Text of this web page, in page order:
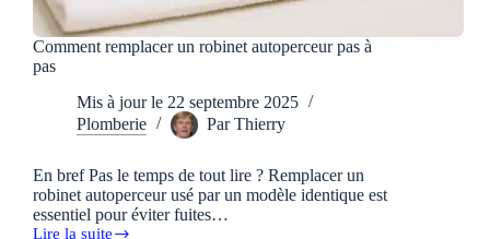
Comment remplacer un robinet autoperceur pas à
pas
Mis à jour le 22 septembre 2025
Plomberie
Par Thierry
En bref Pas le temps de tout lire ? Remplacer un
robinet autoperceur usé par un modèle identique est
essentiel pour éviter fuites…
Lire la suite